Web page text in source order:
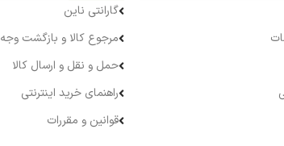
گارانتی ناین
مرجوع کالا و بازگشت وجه
حمل و نقل و ارسال کالا
راهنمای خرید اینترنتی
قوانین و مقررات